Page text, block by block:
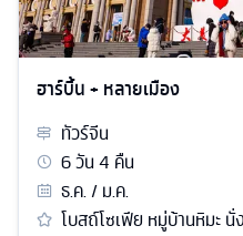
ฮาร์บิ้น + หลายเมือง
ทัวร์จีน
6วัน4 คืน
ธ.ค. / ม.ค.
โบสถ์โซเฟีย หมู่บ้านหิมะ นั่